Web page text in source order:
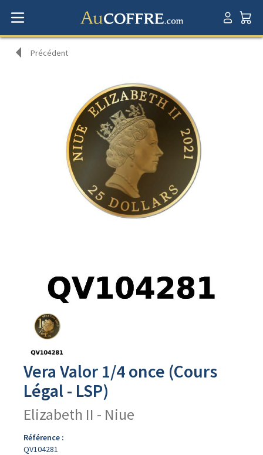
Précédent
produit
Vera Valor 1/4 once (Cours
Légal - LSP)
Elizabeth II - Niue
Référence :
QV104281